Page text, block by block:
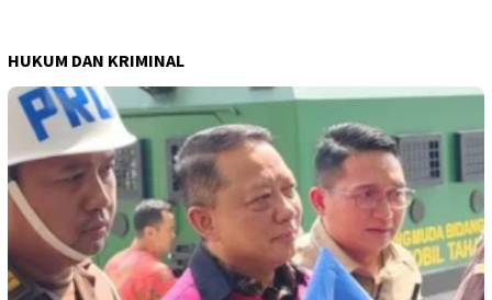
HUKUM DAN KRIMINAL